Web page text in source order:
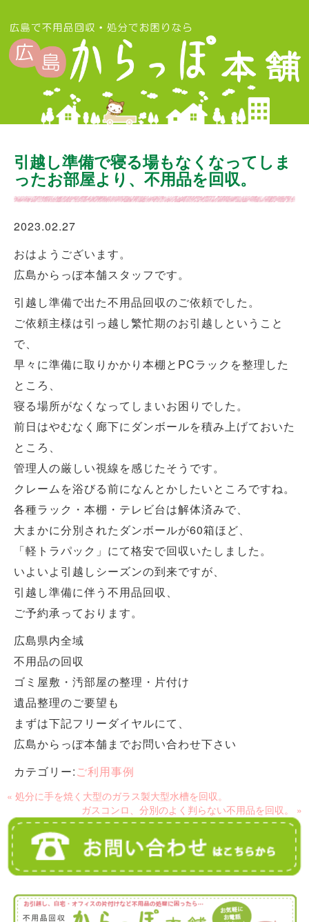
引越し準備で寝る場もなくなってしま
ったお部屋より、不用品を回収。
2023.02.27
おはようございます。
広島からっぽ本舗スタッフです。
引越し準備で出た不用品回収のご依頼でした。
ご依頼主様は引っ越し繁忙期のお引越しということ
で、
早々に準備に取りかかり本棚とPCラックを整理した
ところ、
寝る場所がなくなってしまいお困りでした。
前日はやむなく廊下にダンボールを積み上げておいた
ところ、
管理人の厳しい視線を感じたそうです。
クレームを浴びる前になんとかしたいところですね。
各種ラック・本棚・テレビ台は解体済みで、
大まかに分別されたダンボールが60箱ほど、
「軽トラパック」にて格安で回収いたしました。
いよいよ引越しシーズンの到来ですが、
引越し準備に伴う不用品回収、
ご予約承っております。
広島県内全域
不用品の回収
ゴミ屋敷・汚部屋の整理・片付け
遺品整理のご要望も
まずは下記フリーダイヤルにて、
広島からっぽ本舗までお問い合わせ下さい
カテゴリー:ご利用事例
« 処分に手を焼く大型のガラス製大型水槽を回収。
ガスコンロ、分別のよく判らない不用品を回収。 »